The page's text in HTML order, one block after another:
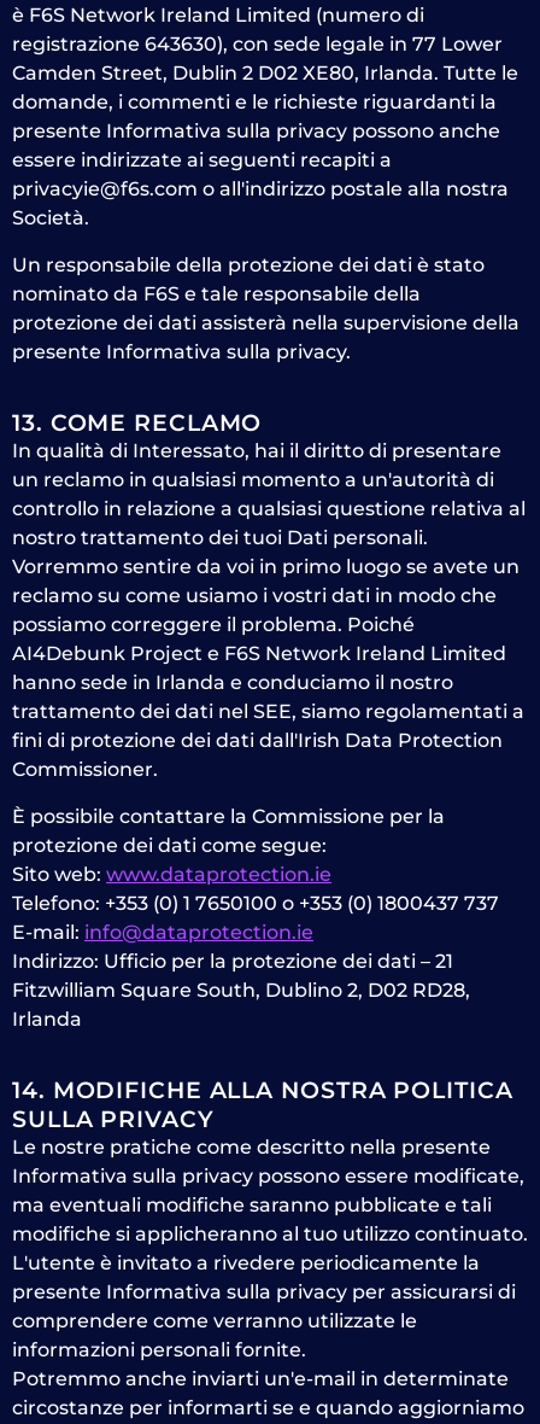
è F6S Network Ireland Limited (numero di
registrazione 643630), con sede legale in 77 Lower
Camden Street, Dublin 2 D02 XE80, Irlanda. Tutte le
domande, i commenti e le richieste riguardanti la
presente Informativa sulla privacy possono anche
essere indirizzate ai seguenti recapiti a
privacyie@f6s.com o all'indirizzo postale alla nostra
Società.
Un responsabile della protezione dei dati è stato
nominato da F6S e tale responsabile della
protezione dei dati assisterà nella supervisione della
presente Informativa sulla privacy.
13. COME RECLAMO
In qualità di Interessato, hai il diritto di presentare
un reclamo in qualsiasi momento a un'autorità di
controllo in relazione a qualsiasi questione relativa al
nostro trattamento dei tuoi Dati personali.
Vorremmo sentire da voi in primo luogo se avete un
reclamo su come usiamo i vostri dati in modo che
possiamo correggere il problema. Poiché
AI4Debunk Project e F6S Network Ireland Limited
hanno sede in Irlanda e conduciamo il nostro
trattamento dei dati nel SEE, siamo regolamentati a
fini di protezione dei dati dall'Irish Data Protection
Commissioner.
È possibile contattare la Commissione per la
protezione dei dati come segue:
Sito web: www.dataprotection.ie
Telefono: +353 (0) 1 7650100 o +353 (0) 1800437 737
E-mail: info@dataprotection.ie
Indirizzo: Ufficio per la protezione dei dati – 21
Fitzwilliam Square South, Dublino 2, D02 RD28,
Irlanda
14. MODIFICHE ALLA NOSTRA POLITICA
SULLA PRIVACY
Le nostre pratiche come descritto nella presente
Informativa sulla privacy possono essere modificate,
ma eventuali modifiche saranno pubblicate e tali
modifiche si applicheranno al tuo utilizzo continuato.
L'utente è invitato a rivedere periodicamente la
presente Informativa sulla privacy per assicurarsi di
comprendere come verranno utilizzate le
informazioni personali fornite.
Potremmo anche inviarti un'e-mail in determinate
circostanze per informarti se e quando aggiorniamo